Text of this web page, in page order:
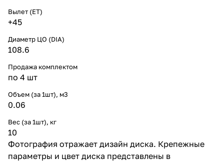
Вылет (ET)
+45
Диаметр ЦО (DIA)
108.6
Продажа комплектом
по 4 шт
Объем (за 1шт), м3
0.06
Вес (за 1шт), кг
10
Фотография отражает дизайн диска. Крепежные
параметры и цвет диска представлены в